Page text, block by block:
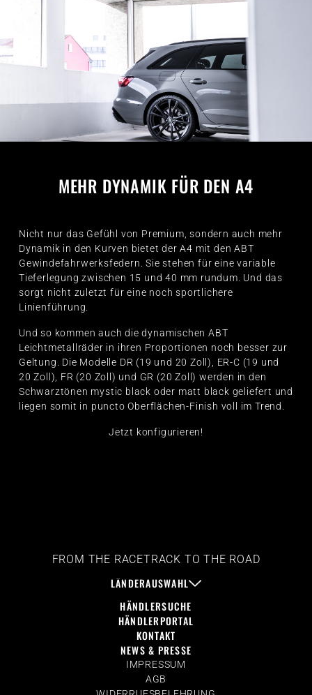
MEHR DYNAMIK FÜR DEN A4
Nicht nur das Gefühl von Premium, sondern auch mehr
Dynamik in den Kurven bietet der A4 mit den ABT
Gewindefahrwerksfedern. Sie stehen für eine variable
Tieferlegung zwischen 15 und 40 mm rundum. Und das
sorgt nicht zuletzt für eine noch sportlichere
Linienführung.
Und so kommen auch die dynamischen ABT
Leichtmetallräder in ihren Proportionen noch besser zur
Geltung. Die Modelle DR (19 und 20 Zoll), ER-C (19 und
20 Zoll), FR (20 Zoll) und GR (20 Zoll) werden in den
Schwarztönen mystic black oder matt black geliefert und
liegen somit in puncto Oberflächen-Finish voll im Trend.
Jetzt konfigurieren!
FROM THE RACETRACK TO THE ROAD
LÄNDERAUSWAHL
HÄNDLERSUCHE
HÄNDLERPORTAL
KONTAKT
NEWS & PRESSE
IMPRESSUM
AGB